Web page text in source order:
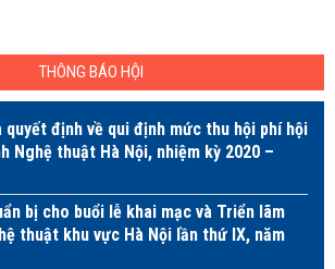
THÔNG BÁO HỘI
quyết định về qui định mức thu hội phí hội
Nghệ thuật Hà Nội, nhiệm kỳ 2020 –
bị cho buổi lễ khai mạc và Triển lãm
thuật khu vực Hà Nội lần thứ IX, năm